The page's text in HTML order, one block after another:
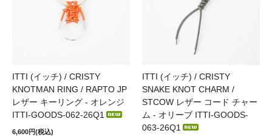
ITTI (イッチ) / CRISTY
KNOTMAN RING / RAPTO JP
レザー キーリング - オレンジ
ITTI-GOODS-062-26Q1
6,600円(税込)
ITTI (イッチ) / CRISTY
SNAKE KNOT CHARM /
STCOW レザー コード チャー
ム - オリーブ ITTI-GOODS-
063-26Q1